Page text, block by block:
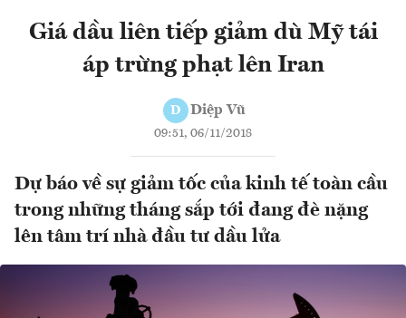
Giá dầu liên tiếp giảm dù Mỹ tái
áp trừng phạt lên Iran
D Diệp Vũ
09:51, 06/11/2018
Dự báo về sự giảm tốc của kinh tế toàn cầu
trong những tháng sắp tới đang đè nặng
lên tâm trí nhà đầu tư dầu lửa